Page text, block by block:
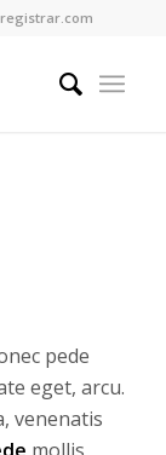
pede
eget, arcu.
venenatis